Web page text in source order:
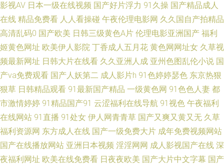
大片中文字幕 美女网站91 五月天干逼网站2 97爱黄色 国产86页 老司机日日
夜夜 日韩熟女视频 中文字幕16p 国产射精视频 伊人新址 超碰人人做爱 老司
机激情网 香蕉午夜影院 变态另类色 精品人妖av 日韩快播区 91视频国产高清
大香蕉伊在线9 久久视频性交 日韩精品视频12 综合色色 另类激情 少妇超碰
在线播放 91国产人妖 超碰看自拍 另色激情 手机看片玖玖草 97人人干 久草
香蕉97 神马午夜传媒 91偷拍导航 国产香蕉视频 三级在线国产 av超碰 黑丝
影视AV 日本一级在线视频 国产好片浮力 91久操 国产精品成人
在线 精品免费看 人人看操碰 午夜伦理电影网 久久国自产拍精品
高清乱码0 国产欧美 日韩三级黄色A片 伦理电影亚洲国产 福利
姬黄色网址 欧美伊人影院 丁香成人五月花 黄色网网址女 久草视
频最新网址 日韩大片在线看 久久亚洲人成 亚州色图乱伦小说 国
产va免费观看 国产人妖第二 成人影片h 91色婷婷瑟色 东京热狠
狠草 日韩精品观看 91最新国产精品 一级黄色网 91色色人妻 都
市激情婷婷 91精品国产91 云涩福利在线导航 91视色 午夜福利
在线网站 91直播 91处女 伊人网青青草 国产又爽又黄又无 久草
福利资源网 东方成人在线 国产一级免费大片 成年免费视频网站
国产在线播放网站 亚洲日本视频 淫淫网网 成人影视国产在线 深
夜福利网址 欧美在线免费看 日夜夜欧美 国产大片中文字幕 国产